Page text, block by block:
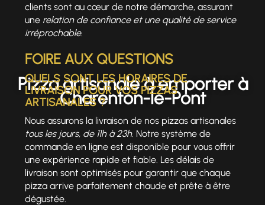
Pizza artisanale à emporter à
Charenton-le-Pont
clients sont au cœur de notre démarche, assurant
une relation de confiance et une qualité de service
irréprochable.
FOIRE AUX QUESTIONS
QUELS SONT LES HORAIRES DE
LIVRAISON POUR VOS PIZZAS
ARTISANALES ?
Nous assurons la livraison de nos pizzas artisanales
tous les jours, de 11h à 23h. Notre système de
commande en ligne est disponible pour vous offrir
une expérience rapide et fiable. Les délais de
livraison sont optimisés pour garantir que chaque
pizza arrive parfaitement chaude et prête à être
dégustée.